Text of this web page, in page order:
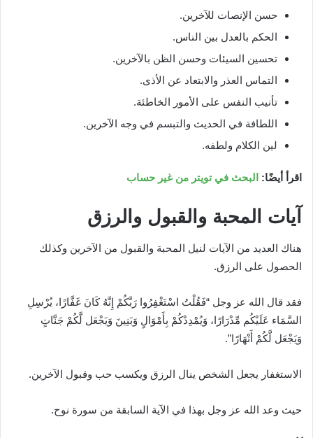
حسن الإنصات للآخرين.
الحكم بالعدل بين الناس.
تحسين السيئات وحسن الظن بالآخرين.
التماس العذر والابتعاد عن الأذى.
تأنيب النفس على الأمور الخاطئة.
اللطافة في الحديث والتبسم في وجه الآخرين.
لين الكلام ولطفه.
اقرأ أيضًا: البحث في تويتر من غير حساب
آيات المحبة والقبول والرزق
هناك العديد من الآيات لنيل المحبة والقبول من الآخرين وكذلك
الحصول على الرزق.
فقد قال الله عز وجل “فَقُلْتُ اسْتَغْفِرُوا رَبَّكُمْ إِنَّهُ كَانَ غَفَّارًا، يُرْسِلِ
السَّمَاء عَلَيْكُم مِّدْرَارًا، وَيُمْدِدْكُمْ بِأَمْوَالٍ وَبَنِينَ وَيَجْعَل لَّكُمْ جَنَّاتٍ
وَيَجْعَل لَّكُمْ أَنْهَارًا”.
الاستغفار يجعل الشخص ينال الرزق ويكسب حب وقبول الآخرين.
حيث وعد الله عز وجل بهذا في الآية السابقة من سورة نوح.